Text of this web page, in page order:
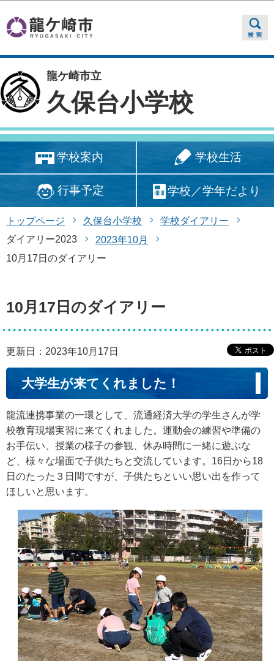
龍ケ崎市立
久保台小学校
学校案内 学校生活
行事予定 学校／学年だより
トップページ 久保台小学校
学校ダイアリー
ダイアリー2023
2023年10月
10月17日のダイアリー
10月17日のダイアリー
更新日：2023年10月17日
大学生が来てくれました！
龍流連携事業の一環として、流通経済大学の学生さんが学
校教育現場実習に来てくれました。運動会の練習や準備の
お手伝い、授業の様子の参観、休み時間に一緒に遊ぶな
ど、様々な場面で子供たちと交流しています。16日から18
日のたった３日間ですが、子供たちといい思い出を作って
ほしいと思います。